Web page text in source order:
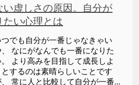
い虚しさの原因。自分が
たい心理とは
つでも自分が一番じゃなきゃい
、 なにがなんでも一番になりた
。 より高みを目指して成長しよ
とするのは素晴らしいことです
、 常に人と比較して自分が一番...